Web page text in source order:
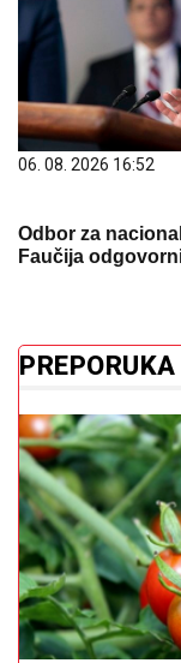
06. 08. 2026 16:52
Odbor za
Faučija